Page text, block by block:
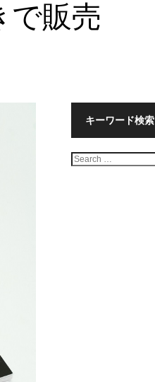
で販売
キーワード検索
検
索: